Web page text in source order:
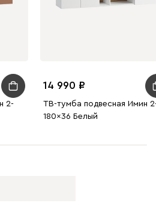
2-
14 990
ТВ-тумба подвесная Имин
180x36 Белый